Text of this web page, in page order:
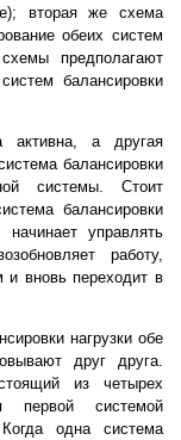
вторая же схема
обеих систем
предполагают
балансировки
активна, а другая
балансировки
системы. Стоит
балансировки
управлять
работу,
и вновь переходит в
нагрузки обе
друг друга.
из четырех
первой системой
одна система